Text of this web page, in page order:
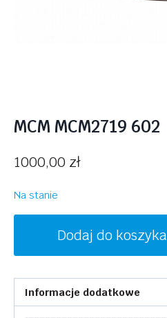
MCM MCM2719 602
1000,00 zł
Na stanie
MCM2719
602
Dodaj do koszyka
Informacje dodatkowe